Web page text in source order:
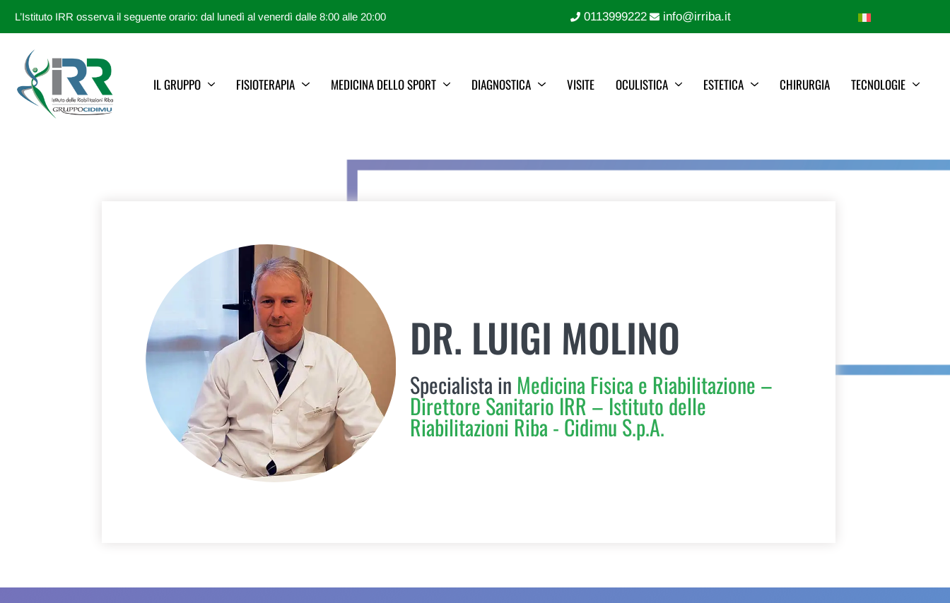
L’Istituto IRR osserva il seguente orario: dal lunedì al venerdì dalle 8:00 alle 20:00 0113999222 info@irriba.it
IL GRUPPO FISIOTERAPIA MEDICINA DELLO SPORT DIAGNOSTICA VISITE OCULISTICA ESTETICA CHIRURGIA TECNOLOGIE
DR. LUIGI MOLINO
Specialista in Medicina Fisica e Riabilitazione –
Direttore Sanitario IRR – Istituto delle
Riabilitazioni Riba - Cidimu S.p.A.